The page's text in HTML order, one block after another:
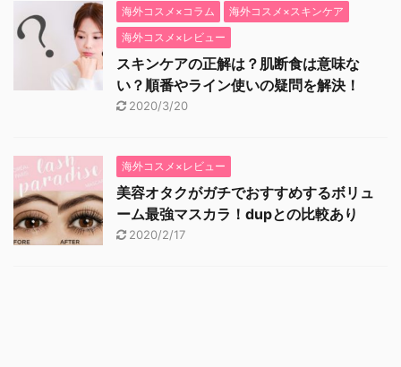
海外コスメ×コラム
海外コスメ×スキンケア
海外コスメ×レビュー
スキンケアの正解は？肌断食は意味な
い？順番やライン使いの疑問を解決！
2020/3/20
海外コスメ×レビュー
美容オタクがガチでおすすめするボリュ
ーム最強マスカラ！dupとの比較あり
2020/2/17